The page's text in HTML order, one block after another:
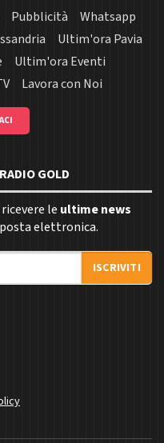
Pubblicità
Whatsapp
Ultim'ora Pavia
Ultim'ora Eventi
Lavora con Noi
GOLD
le ultime news
elettronica.
ISCRIVITI